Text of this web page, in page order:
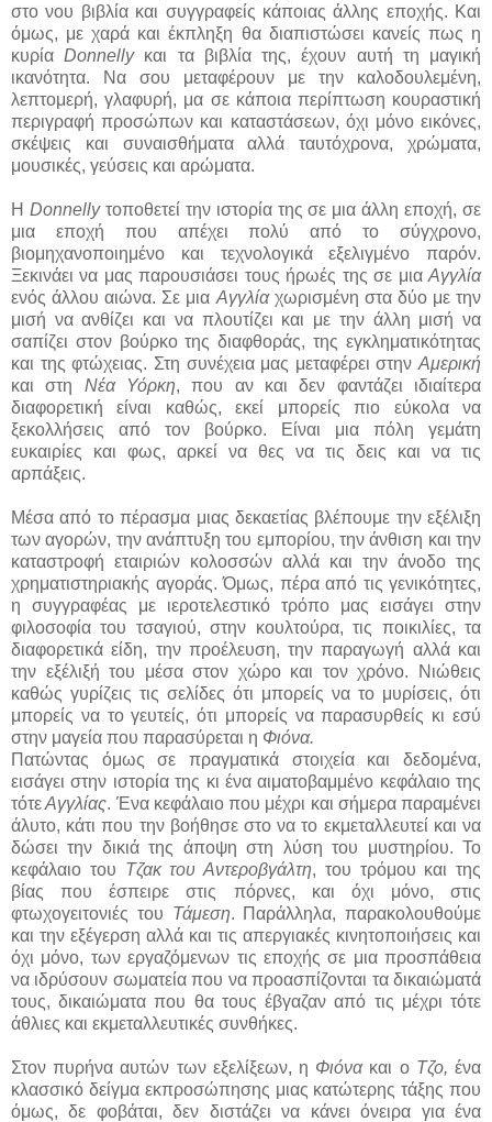
στο νου βιβλία και συγγραφείς κάποιας άλλης εποχής. Και
όμως, με χαρά και έκπληξη θα διαπιστώσει κανείς πως η
κυρίαDonnellyκαι τα βιβλία της, έχουν αυτή τη μαγική
ικανότητα. Να σου μεταφέρουν με την καλοδουλεμένη,
λεπτομερή, γλαφυρή, μα σε κάποια περίπτωση κουραστική
περιγραφή προσώπων και καταστάσεων, όχι μόνο εικόνες,
σκέψεις και συναισθήματα αλλά ταυτόχρονα, χρώματα,
μουσικές, γεύσεις και αρώματα.
Η Donnelly τοποθετεί την ιστορία της σε μια άλλη εποχή, σε
μια εποχή που απέχει πολύ από το σύγχρονο,
βιομηχανοποιημένο και τεχνολογικά εξελιγμένο παρόν.
Ξεκινάει να μας παρουσιάσει τους ήρωές της σε μια Αγγλία
ενός άλλου αιώνα. Σε μια Αγγλία χωρισμένη στα δύο με την
μισή να ανθίζει και να πλουτίζει και με την άλλη μισή να
σαπίζει στον βούρκο της διαφθοράς, της εγκληματικότητας
και της φτώχειας. Στη συνέχεια μας μεταφέρει στην Αμερική
και στη Νέα Υόρκη, που αν και δεν φαντάζει ιδιαίτερα
διαφορετική είναι καθώς, εκεί μπορείς πιο εύκολα να
ξεκολλήσεις από τον βούρκο. Είναι μια πόλη γεμάτη
ευκαιρίες και φως, αρκεί να θες να τις δεις και να τις
αρπάξεις.
Μέσα από το πέρασμα μιας δεκαετίας βλέπουμε την εξέλιξη
των αγορών, την ανάπτυξη του εμπορίου, την άνθιση και την
καταστροφή εταιριών κολοσσών αλλά και την άνοδο της
χρηματιστηριακής αγοράς. Όμως, πέρα από τις γενικότητες,
η συγγραφέας με ιεροτελεστικό τρόπο μας εισάγει στην
φιλοσοφία του τσαγιού, στην κουλτούρα, τις ποικιλίες, τα
διαφορετικά είδη, την προέλευση, την παραγωγή αλλά και
την εξέλιξή του μέσα στον χώρο και τον χρόνο. Νιώθεις
καθώς γυρίζεις τις σελίδες ότι μπορείς να το μυρίσεις, ότι
μπορείς να το γευτείς, ότι μπορείς να παρασυρθείς κι εσύ
στην μαγεία που παρασύρεται η Φιόνα.
Πατώντας όμως σε πραγματικά στοιχεία και δεδομένα,
εισάγει στην ιστορία της κι ένα αιματοβαμμένο κεφάλαιο της
τότεΑγγλίας. Ένα κεφάλαιο που μέχρι και σήμερα παραμένει
άλυτο, κάτι που την βοήθησε στο να το εκμεταλλευτεί και να
δώσει την δικιά της άποψη στη λύση του μυστηρίου. Το
κεφάλαιο του Τζακ του Αντεροβγάλτη, του τρόμου και της
βίας που έσπειρε στις πόρνες, και όχι μόνο, στις
φτωχογειτονιές του Τάμεση. Παράλληλα, παρακολουθούμε
και την εξέγερση αλλά και τις απεργιακές κινητοποιήσεις και
όχι μόνο, των εργαζόμενων τις εποχής σε μια προσπάθεια
να ιδρύσουν σωματεία που να προασπίζονται τα δικαιώματά
τους, δικαιώματα που θα τους έβγαζαν από τις μέχρι τότε
άθλιες και εκμεταλλευτικές συνθήκες.
Στον πυρήνα αυτών των εξελίξεων, η Φιόνακαι ο Τζο, ένα
κλασσικό δείγμα εκπροσώπησης μιας κατώτερης τάξης που
όμως, δε φοβάται, δεν διστάζει να κάνει όνειρα για ένα